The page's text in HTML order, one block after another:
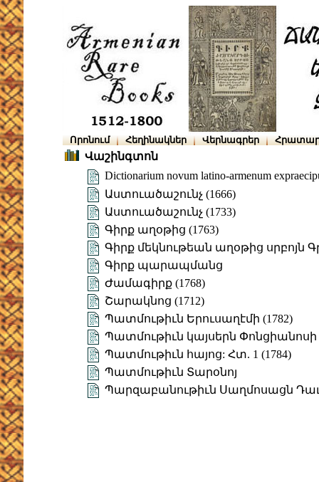
Որոնում Հեղինակներ Վերնագրեր
Վաշինգտոն
Dictionarium novum latino-armenum
Աստուածաշունչ (1666)
Աստուածաշունչ (1733)
Գիրք աղօթից (1763)
Գիրք մեկնութեան աղօթից սրբոյն
Գիրք պարապմանց
Ժամագիրք (1768)
Շարակնոց (1712)
Պատմութիւն Երուսաղէմի (1782)
Պատմութիւն կայսերն Փոնցիանոսի
Պատմութիւն հայոց: Հտ. 1 (1784)
Պատմութիւն Տարօնոյ
Պարզաբանութիւն Սաղմոսացն